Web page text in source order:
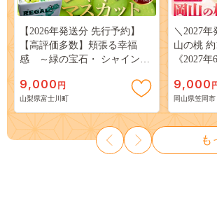
【2026年発送分 先行予約】
【高評価多数】頬張る幸福
感 ～緑の宝石・ シャインマ
３房） フルーツ 山梨県産 果
物 くだもの シャイン マスカ
ット ぶどう ブドウ 葡萄 大粒
種なし 先行予約 富士川町
10000円 一万円 9000円 九千円
9,000 円
山梨県富士川町
＼2027
山の桃
《2027
岡山 は
ーツ 果物
も 先行
山県 笠
麗 クー
9,000
岡山県笠岡市
も